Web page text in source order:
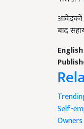
बाद
Self-
Owners
Persons